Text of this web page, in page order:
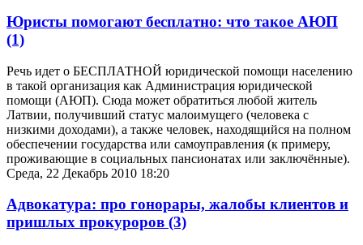
Юристы помогают бесплатно: что такое АЮП
(1)
Речь идет о БЕСПЛАТНОЙ юридической помощи населению
в такой организация как Администрация юридической
помощи (АЮП). Сюда может обратиться любой житель
Латвии, получивший статус малоимущего (человека с
низкими доходами), а также человек, находящийся на полном
обеспечении государства или самоуправления (к примеру,
проживающие в социальных пансионатах или заключённые).
Среда, 22 Декабрь 2010 18:20
Адвокатура: про гонорары, жалобы клиентов и
пришлых прокуроров (3)